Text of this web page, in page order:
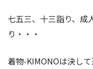
七五三、十三詣り、成
り・・・
着物-KIMONOは決して